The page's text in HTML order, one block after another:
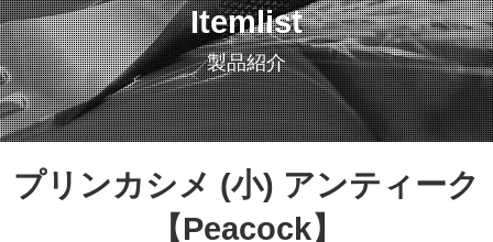
Itemlist
製品紹介
プリンカシメ (小) アンティーク
【Peacock】